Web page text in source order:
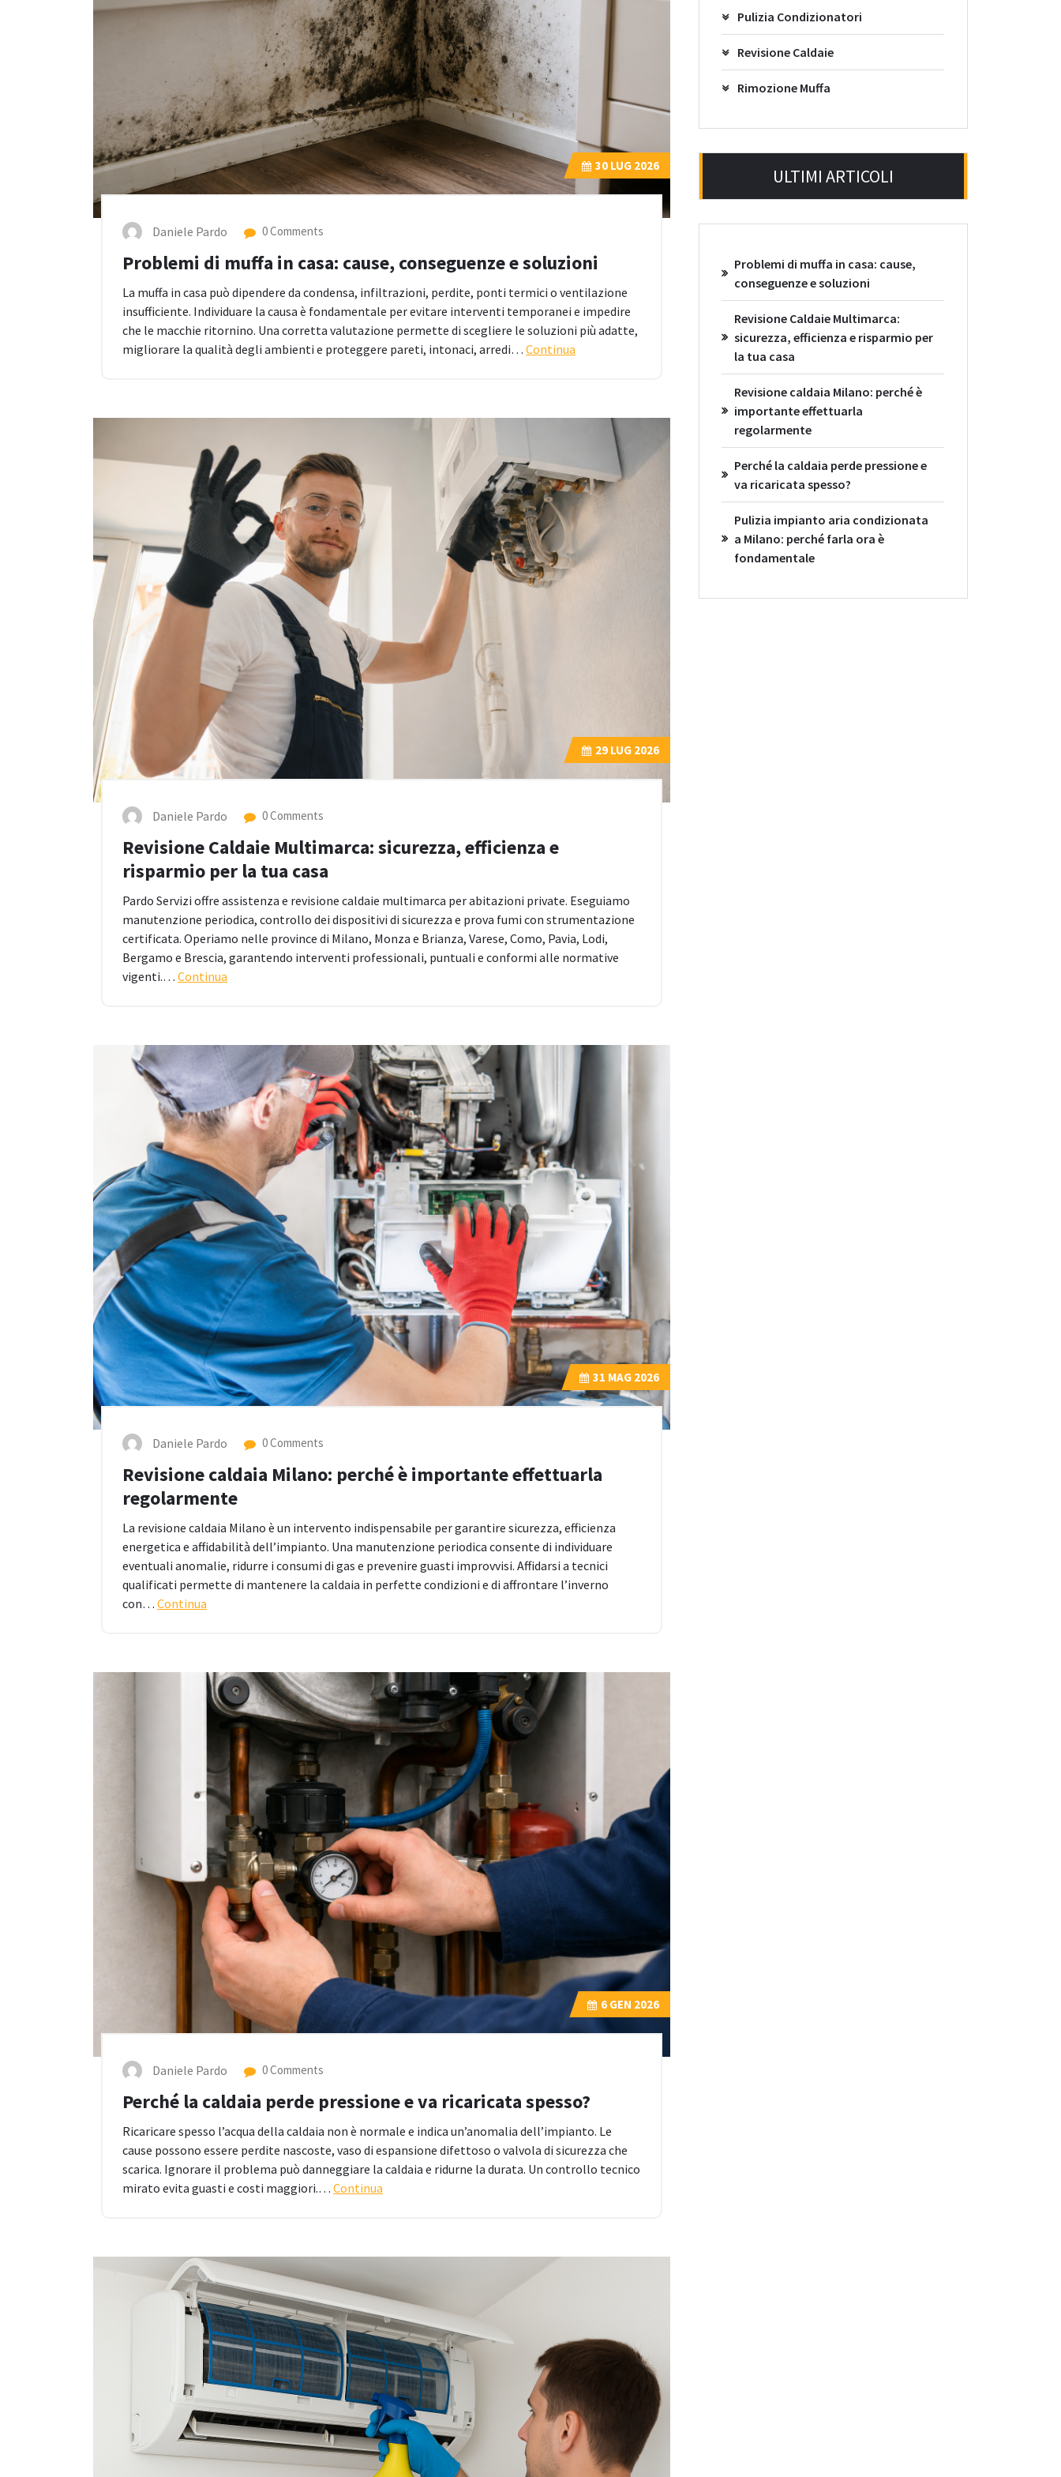
30LUG 2026
Daniele Pardo 0 Comments
Problemi di muffa in casa: cause, conseguenze e soluzioni
La muffa in casa può dipendere da condensa, infiltrazioni, perdite, ponti termici o ventilazione
insufficiente. Individuare la causa è fondamentale per evitare interventi temporanei e impedire
che le macchie ritornino. Una corretta valutazione permette di scegliere le soluzioni più adatte,
migliorare la qualità degli ambienti e proteggere pareti, intonaci, arredi… Continua
29LUG 2026
Daniele Pardo 0 Comments
Revisione Caldaie Multimarca: sicurezza, efficienza e
risparmio per la tua casa
Pardo Servizi offre assistenza e revisione caldaie multimarca per abitazioni private. Eseguiamo
manutenzione periodica, controllo dei dispositivi di sicurezza e prova fumi con strumentazione
certificata. Operiamo nelle province di Milano, Monza e Brianza, Varese, Como, Pavia, Lodi,
Bergamo e Brescia, garantendo interventi professionali, puntuali e conformi alle normative
vigenti.… Continua
31 MAG 2026
Daniele Pardo 0 Comments
Revisione caldaia Milano: perché è importante effettuarla
regolarmente
La revisione caldaia Milano è un intervento indispensabile per garantire sicurezza, efficienza
energetica e affidabilità dell’impianto. Una manutenzione periodica consente di individuare
eventuali anomalie, ridurre i consumi di gas e prevenire guasti improvvisi. Affidarsi a tecnici
qualificati permette di mantenere la caldaia in perfette condizioni e di affrontare l’inverno
con… Continua
6GEN 2026
Daniele Pardo 0 Comments
Perché la caldaia perde pressione e va ricaricata spesso?
Ricaricare spesso l’acqua della caldaia non è normale e indica un’anomalia dell’impianto. Le
cause possono essere perdite nascoste, vaso di espansione difettoso o valvola di sicurezza che
scarica. Ignorare il problema può danneggiare la caldaia e ridurne la durata. Un controllo tecnico
mirato evita guasti e costi maggiori.… Continua
Pulizia Condizionatori
Revisione Caldaie
Rimozione Muffa
ULTIMI ARTICOLI
Problemi di muffa in casa: cause,
conseguenze e soluzioni
Revisione Caldaie Multimarca:
sicurezza, efficienza e risparmio per
la tua casa
Revisione caldaia Milano: perché è
importante effettuarla
regolarmente
Perché la caldaia perde pressione e
va ricaricata spesso?
Pulizia impianto aria condizionata
a Milano: perché farla ora è
fondamentale